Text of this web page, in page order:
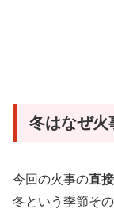
冬はなぜ火
今回の火事の直
冬という季節そ